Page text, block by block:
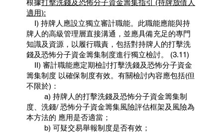
根據打擊洗錢及恐怖分子資金籌集指引 (持牌放債人
適用):
I) 持牌人應設立獨立審計職能。此職能應能與持
牌人的高級管理層直接溝通，並應具備充足的專門
知識及資源，以履行職責，包括對持牌人的打擊洗
錢及恐怖分子資金籌集制度進行獨立檢討。 (3.11)
II) 審計職能應定期檢討打擊洗錢及恐怖分子資金
籌集制度 以確保制度有效。有關檢討內容應包括(但
不限於)：
a) 持牌人的打擊洗錢及恐怖分子資金籌集制
度、洗錢/ 恐怖分子資金籌集風險評估框架及風險為
本方法的 應用是否適當；
b) 可疑交易舉報制度是否有效；